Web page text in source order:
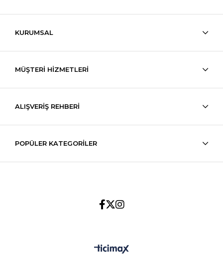
KURUMSAL
MÜŞTERİ HİZMETLERİ
ALIŞVERİŞ REHBERİ
POPÜLER KATEGORİLER